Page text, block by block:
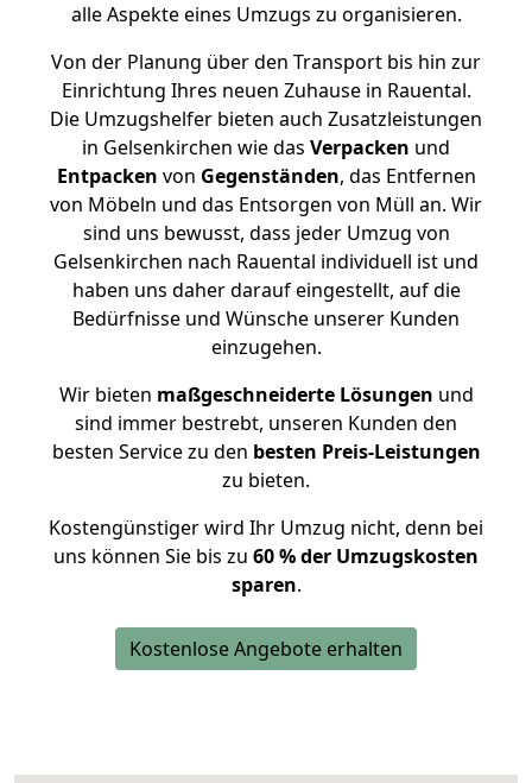
alle Aspekte eines Umzugs zu organisieren.
Von der Planung über den Transport bis hin zur
Einrichtung Ihres neuen Zuhause in Rauental.
Die Umzugshelfer bieten auch Zusatzleistungen
in Gelsenkirchen wie das Verpacken und
Entpacken von Gegenständen, das Entfernen
von Möbeln und das Entsorgen von Müll an. Wir
sind uns bewusst, dass jeder Umzug von
Gelsenkirchen nach Rauental individuell ist und
haben uns daher darauf eingestellt, auf die
Bedürfnisse und Wünsche unserer Kunden
einzugehen.
Wir bieten maßgeschneiderte Lösungen und
sind immer bestrebt, unseren Kunden den
besten Service zu den besten Preis-Leistungen
zu bieten.
Kostengünstiger wird Ihr Umzug nicht, denn bei
uns können Sie bis zu 60 % der Umzugskosten
sparen.
Kostenlose Angebote erhalten